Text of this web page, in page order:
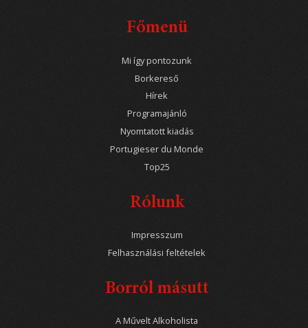
Főmenü
Mi így pontozunk
Borkereső
Hírek
Programajánló
Nyomtatott kiadás
Portugieser du Monde
Top25
Rólunk
Impresszum
Felhasználási feltételek
Borról másutt
A Művelt Alkoholista